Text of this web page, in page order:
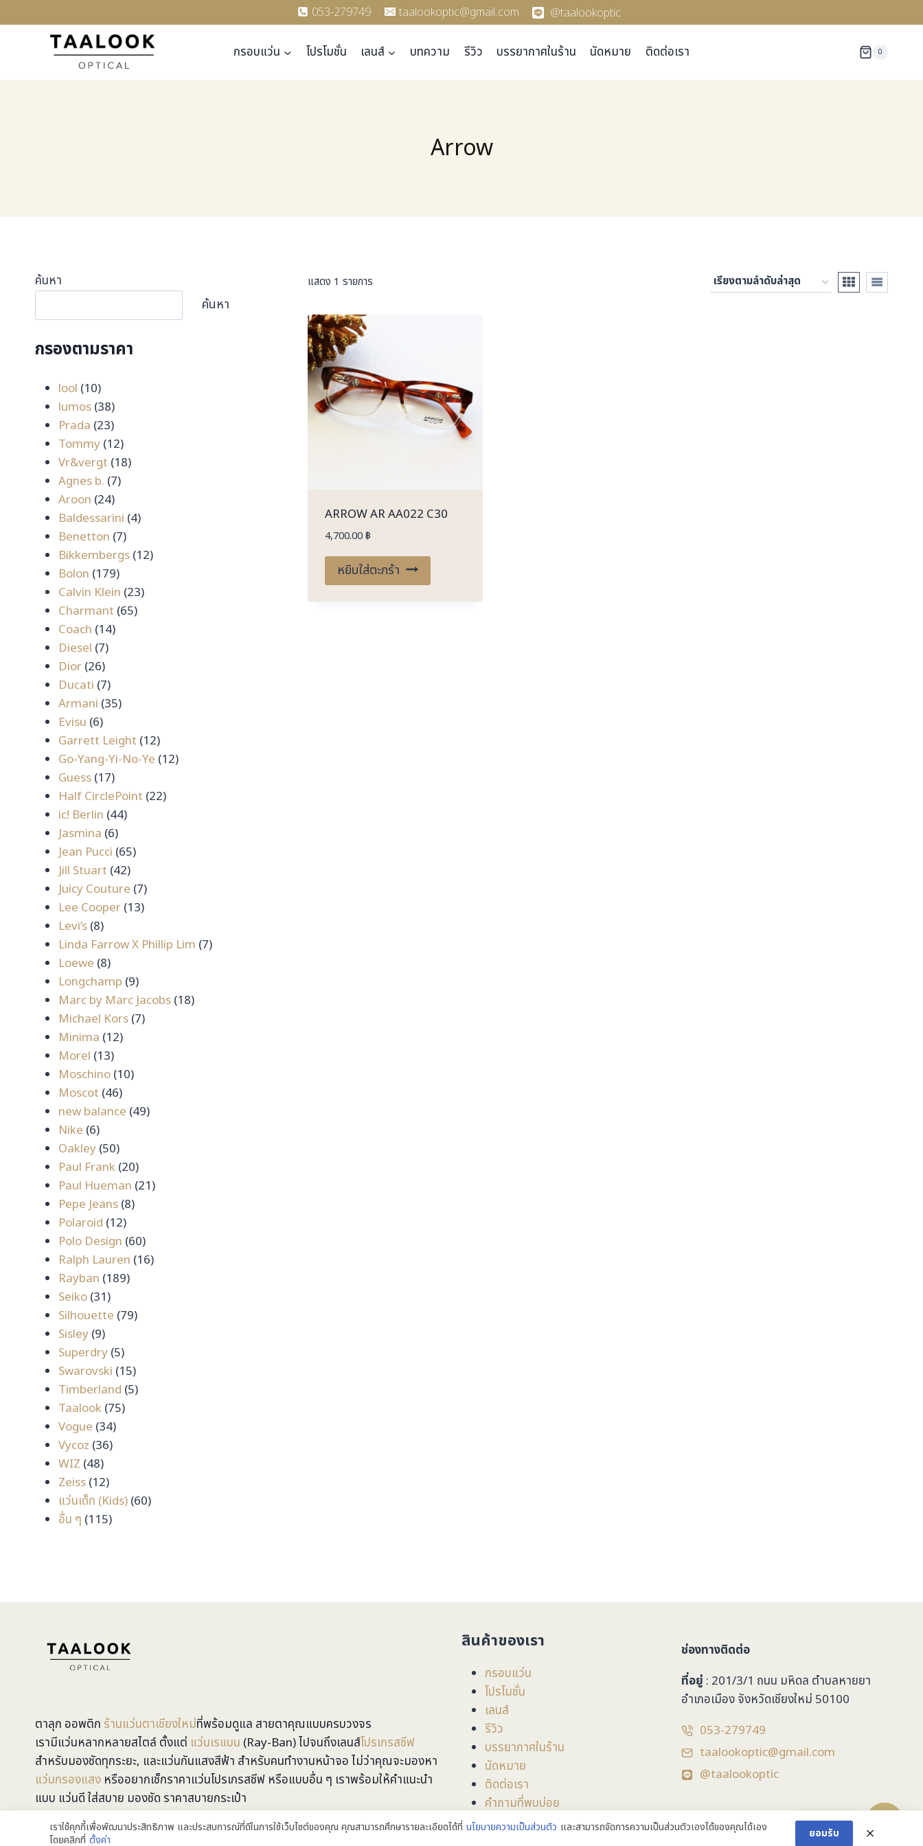
to
053-279749 taalookoptic@gmail.com @taalookoptic
กรอบแว่น โปรโมชั่น เลนส์ บทความ รีวิว บรรยากาศในร้าน นัดหมาย ติดต่อเรา 0
Arrow
แสดง 1 รายการ
ARROW AR AA022 C30
4,700.00฿
หยิบใส่ตะกร้า
ค้นหา
ค้นหา
กรองตามราคา
lool 1010
สินค้า
lumos 3838
สินค้า
Prada 2323
สินค้า
Tommy 1212
สินค้า
Vr&vergt 1818
Agnes b. 77
Aroon 2424
สินค้า
Baldessarini 44
Benetton 77
สินค้า
Bikkembergs 1212
Bolon 179179
สินค้า
Calvin Klein 2323
Charmant 6565
Coach 1414
Diesel 77
สินค้า
Dior 2626
สินค้า
Ducati 77
สินค้า
Armani 3535
Evisu 66
สินค้า
Garrett Leight 1212
สินค้า
Go-Yang-Yi-No-Ye 1212
Guess 1717
สินค้า
Half CirclePoint 2222
ic! Berlin 4444
Jasmina 66
สินค้า
Jean Pucci 6565
Jill Stuart 4242
สินค้า
Juicy Couture 77
สินค้า
Lee Cooper 1313
Levi’s 88
สินค้า
Linda Farrow X Phillip Lim 77
Loewe 88
สินค้า
Longchamp 99
สินค้า
Marc by Marc Jacobs 1818
Michael Kors 77
Minima 1212
Morel 1313
สินค้า
Moschino 1010
Moscot 4646
สินค้า
new balance 4949
Nike 66
สินค้า
Oakley 5050
สินค้า
Paul Frank 2020
สินค้า
Paul Hueman 2121
Pepe Jeans 88
Polaroid 1212
สินค้า
Polo Design 6060
สินค้า
Ralph Lauren 1616
Rayban 189189
Seiko 3131
สินค้า
Silhouette 7979
Sisley 99
สินค้า
Superdry 55
สินค้า
Swarovski 1515
สินค้า
Timberland 55
Taalook 7575
Vogue 3434
สินค้า
Vycoz 3636
WIZ 4848
สินค้า
Zeiss 1212
สินค้า
แว่นเด็ก (Kids) 6060
อื่น ๆ 115115
ตาลุก ออพติก ร้านแว่นตาเชียงใหม่ที่พร้อมดูแล สายตาคุณแบบครบวงจร
เรามีแว่นหลากหลายสไตล์ ตั้งแต่ แว่นเรแบน (Ray-Ban) ไปจนถึงเลนส์โปรเกรสซีฟ
สำหรับมองชัดทุกระยะ, และแว่นกันแสงสีฟ้า สำหรับคนทำงานหน้าจอ ไม่ว่าคุณจะมองหา
แว่นกรองแสง หรืออยากเช็กราคาแว่นโปรเกรสซีฟ หรือแบบอื่น ๆ เราพร้อมให้คำแนะนำ
แบบ แว่นดี ใส่สบาย มองชัด ราคาสบายกระเป๋า
สินค้าของเรา
กรอบแว่น
โปรโมชั่น
เลนส์
รีวิว
บรรยากาศในร้าน
นัดหมาย
ติดต่อเรา
คำถามที่พบบ่อย
ช่องทางติดต่อ
ที่อยู่ : 201/3/1 ถนน มหิดล ตำบลหายยา
อำเภอเมือง จังหวัดเชียงใหม่ 50100
053-279749
taalookoptic@gmail.com
@taalookoptic
เราใช้คุกกี้เพื่อพัฒนาประสิทธิภาพ และประสบการณ์ที่ดีในการใช้เว็บไซต์ของคุณ คุณสามารถศึกษารายละเอียดได้ที่ นโยบายความเป็นส่วนตัว และสามารถจัดการความเป็นส่วนตัวเองได้ของคุณได้เอง
โดยคลิกที่ ตั้งค่า ยอมรับ
ติดต่อเรา